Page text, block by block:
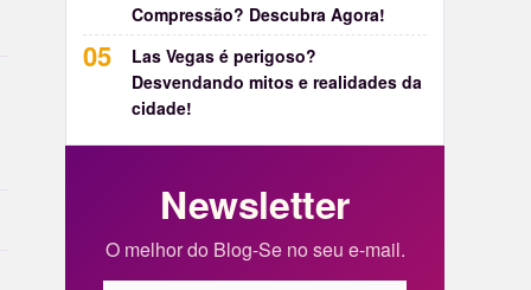
Compressão? Descubra Agora!
Las Vegas é perigoso?
Desvendando mitos e realidades da
cidade!
Newsletter
O melhor do Blog-Se no seu e-mail.